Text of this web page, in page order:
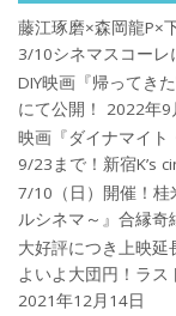
藤江琢磨×森岡龍P×
3/10シネマスコーレ
DIY映画『帰ってき
にて公開！
2022年9
映画『ダイナマイト
9/23まで！新宿K’s
7/10（日）開催！桂
ルシネマ～』合縁奇
大好評につき上映延
よいよ大団円！ラス
2021年12月14日